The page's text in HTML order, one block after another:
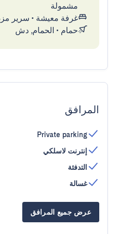
مشمولة
غرفة معيشة • سرير
حمام • الحمام, دش
المرافق
Private parking
إنترنت لاسلكي
التدفئة
غسالة
عرض جميع المرافق